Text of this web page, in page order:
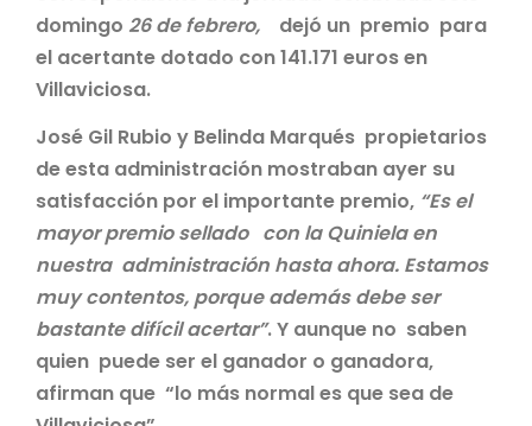
domingo 26 de febrero,
dejó un premio para
el acertante dotado con 141.171 euros en
Villaviciosa.
José Gil Rubio y Belinda Marqués propietarios
de esta administración mostraban ayer su
satisfacción por el importante premio, “Es el
mayor premio sellado con la Quiniela en
nuestra administración hasta ahora. Estamos
muy contentos, porque además debe ser
bastante difícil acertar”. Y aunque no saben
quien puede ser el ganador o ganadora,
afirman que “lo más normal es que sea de